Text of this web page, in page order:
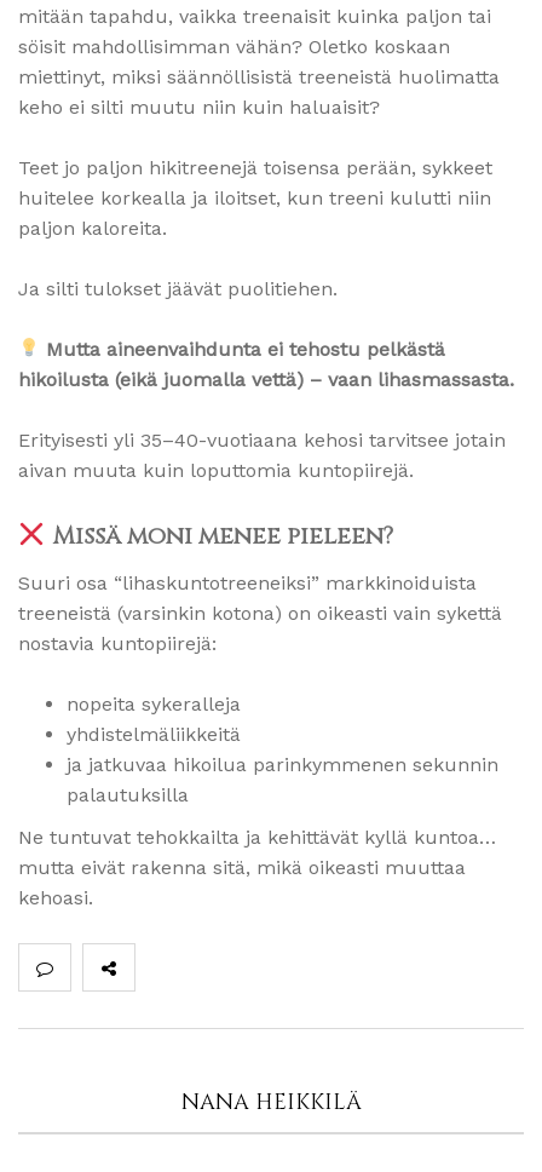
mitään tapahdu, vaikka treenaisit kuinka paljon tai
söisit mahdollisimman vähän? Oletko koskaan
miettinyt, miksi säännöllisistä treeneistä huolimatta
keho ei silti muutu niin kuin haluaisit?
Teet jo paljon hikitreenejä toisensa perään, sykkeet
huitelee korkealla ja iloitset, kun treeni kulutti niin
paljon kaloreita.
Ja silti tulokset jäävät puolitiehen.
Mutta aineenvaihdunta ei tehostu pelkästä
hikoilusta (eikä juomalla vettä) – vaan lihasmassasta.
Erityisesti yli 35–40-vuotiaana kehosi tarvitsee jotain
aivan muuta kuin loputtomia kuntopiirejä.
Missä moni menee pieleen?
Suuri osa “lihaskuntotreeneiksi” markkinoiduista
treeneistä (varsinkin kotona) on oikeasti vain sykettä
nostavia kuntopiirejä:
nopeita sykeralleja
yhdistelmäliikkeitä
ja jatkuvaa hikoilua parinkymmenen sekunnin
palautuksilla
Ne tuntuvat tehokkailta ja kehittävät kyllä kuntoa…
mutta eivät rakenna sitä, mikä oikeasti muuttaa
kehoasi.
NANA HEIKKILÄ